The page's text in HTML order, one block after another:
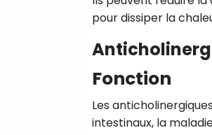
pour dissiper la
Fonction
Les
intestinaux, la